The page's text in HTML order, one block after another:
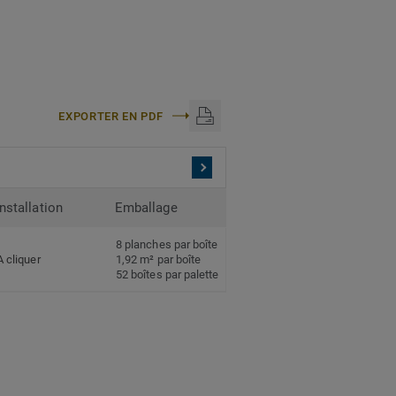
EXPORTER EN PDF
Emballage
cliquer
8 planches par boîte
1,92 m² par boîte
52 boîtes par palette